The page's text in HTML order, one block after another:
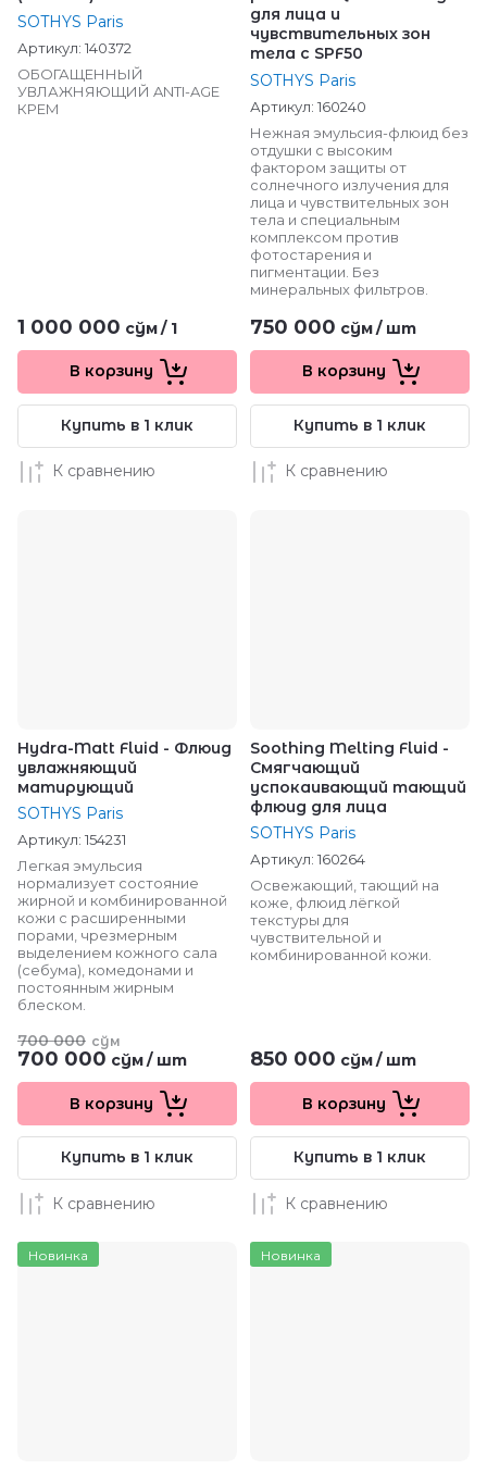
SOTHYS Paris
Артикул: 140372
ОБОГАЩЕННЫЙ
УВЛАЖНЯЮЩИЙ ANTI-AGE
КРЕМ
1 000 000 сўм/1
В корзину
Купить в 1 клик
К сравнению
для лица и
чувствительных зон
тела с SPF50
SOTHYS Paris
Артикул: 160240
Нежная эмульсия-флюид без
отдушки с высоким
фактором защиты от
солнечного излучения для
лица и чувствительных зон
тела и специальным
комплексом против
фотостарения и
пигментации. Без
минеральных фильтров.
750 000 сўм/шт
В корзину
Купить в 1 клик
К сравнению
Hydra-Matt Fluid - Флюид
увлажняющий
матирующий
SOTHYS Paris
Артикул: 154231
Легкая эмульсия
нормализует состояние
жирной и комбинированной
кожи c расширенными
порами, чрезмерным
выделением кожного сала
(себума), комедонами и
постоянным жирным
блеском.
700 000 сўм
700 000 сўм/шт
В корзину
Купить в 1 клик
К сравнению
Soothing Melting Fluid -
Смягчающий
успокаивающий тающий
флюид для лица
SOTHYS Paris
Артикул: 160264
Освежающий, тающий на
коже, флюид лёгкой
текстуры для
чувствительной и
комбинированной кожи.
850 000 сўм/шт
В корзину
Купить в 1 клик
К сравнению
Новинка Новинка